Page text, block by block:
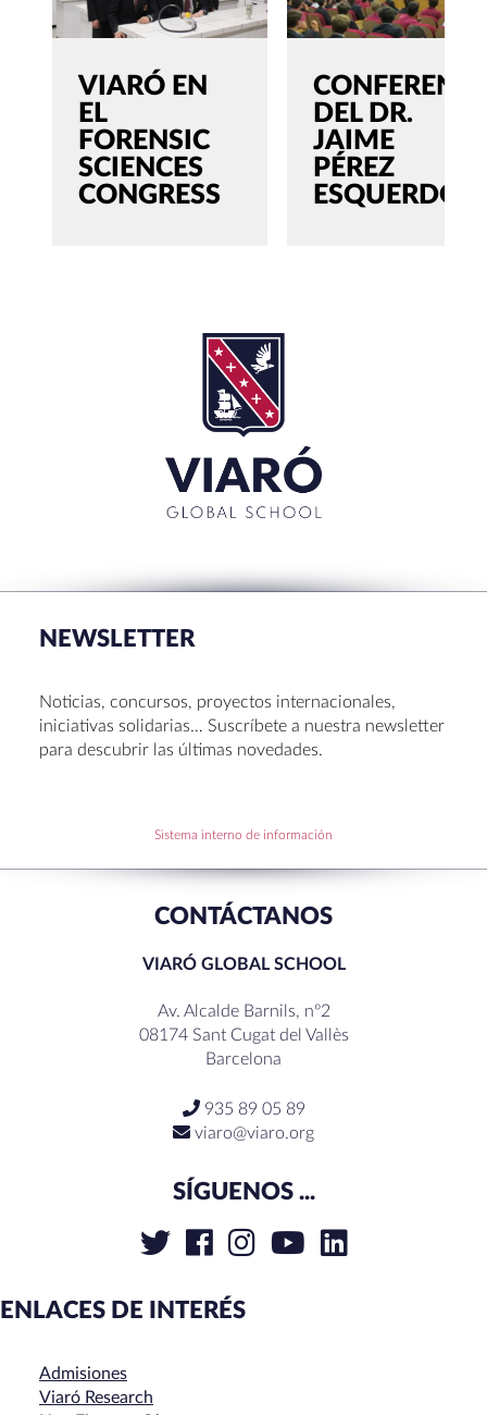
VIARÓ EN
EL
FORENSIC
SCIENCES
CONGRESS
DEL DR.
JAIME
PÉREZ
ESQUERDO
La Muestra de Artes 2026: creatividad, música y
Congreso UNIV 2026
Hábitos saludables: 8 consejos prácticos para
disfrutar la Navidad.
RECENT COMMENTS
NEWSLETTER
Noticias, concursos, proyectos internacionales,
iniciativas solidarias… Suscríbete a nuestra newsletter
para descubrir las últimas novedades.
Sistema interno de información
CONTÁCTANOS
VIARÓ GLOBAL SCHOOL
Av. Alcalde Barnils, nº2
08174 Sant Cugat del Vallès
Barcelona
935 89 05 89
viaro@viaro.org
SÍGUENOS ...
ENLACES DE INTERÉS
Admisiones
Viaró Research